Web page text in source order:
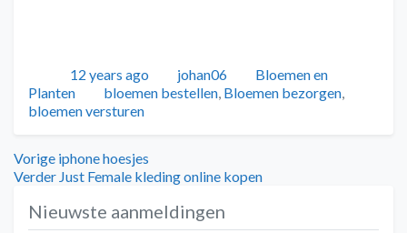
Geplaatst
12 years ago Auteur
johan06 Categorieën
Bloemen en
Planten
Tags
bloemen bestellen Bloemen bezorgen
bloemen versturen
Bericht
navigatie
Vorige Vorig
bericht:
iphone hoesjes
Verder Volgend
Just Female kleding online kopen
Nieuwste aanmeldingen